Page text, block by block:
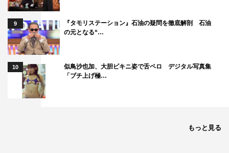
9
『タモリステーション』石油の疑問を徹底解剖 石油
の元となる“…
10
似鳥沙也加、大胆ビキニ姿で舌ペロ デジタル写真集
「ブチ上げ極…
もっと見る